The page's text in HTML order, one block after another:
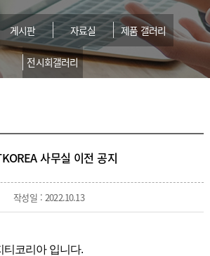
게시판 자료실 제품 갤러리
전시회갤러리
사무실 이전 공지
작성일 : 2022.10.13
티코리아 입니다.